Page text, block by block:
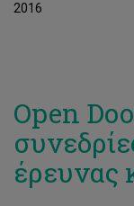
2016
Open
έρευνας